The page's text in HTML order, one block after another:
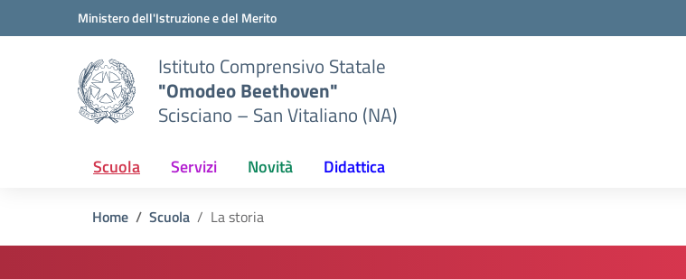
Vai ai contenuti
Vai al menu di navigazioneMinistero dell'Istruzione e del Merito
Istituto Comprensivo Statale
"Omodeo Beethoven"
Scisciano – San Vitaliano (NA)
Scuola Servizi Novità Didattica
Home Scuola La storia